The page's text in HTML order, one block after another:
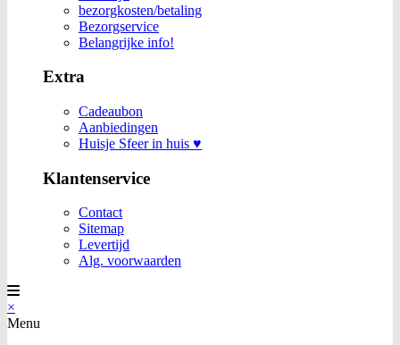
bezorgkosten/betaling
Bezorgservice
Belangrijke info!
Extra
Cadeaubon
Aanbiedingen
Huisje Sfeer in huis ♥
Klantenservice
Contact
Sitemap
Levertijd
Alg. voorwaarden
×
Menu